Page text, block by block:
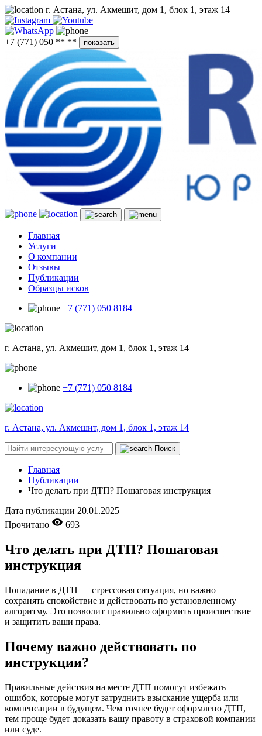
г. Астана, ул. Акмешит, дом 1, блок 1, этаж 14
+7 (771) 050 ** ** показать
Главная
Услуги
О компании
Отзывы
Публикации
Образцы исков
+7 (771) 050 8184
г. Астана, ул. Акмешит, дом 1, блок 1, этаж 14
+7 (771) 050 8184
г. Астана, ул. Акмешит, дом 1, блок 1, этаж 14
Поиск
Главная
Публикации
Что делать при ДТП? Пошаговая инструкция
Дата публикации 20.01.2025
Прочитано
693
Что делать при ДТП? Пошаговая
инструкция
Попадание в ДТП — стрессовая ситуация, но важно
сохранять спокойствие и действовать по установленному
алгоритму. Это позволит правильно оформить происшествие
и защитить ваши права.
Почему важно действовать по
инструкции?
Правильные действия на месте ДТП помогут избежать
ошибок, которые могут затруднить взыскание ущерба или
компенсации в будущем. Чем точнее будет оформлено ДТП,
тем проще будет доказать вашу правоту в страховой компании
или суде.